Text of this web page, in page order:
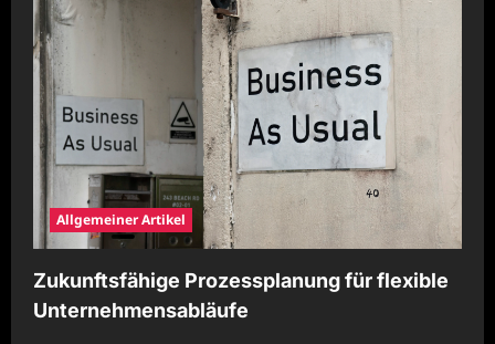
Allgemeiner Artikel
Zukunftsfähige Prozessplanung für flexible
Unternehmensabläufe